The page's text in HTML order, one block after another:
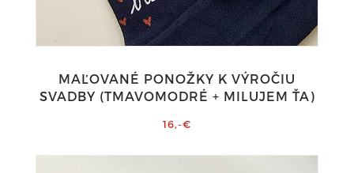
MAĽOVANÉ PONOŽKY K VÝROČIU
SVADBY (TMAVOMODRÉ + MILUJEM ŤA)
16,-€